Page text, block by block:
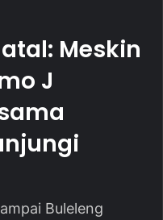
Meskin
J
Buleleng